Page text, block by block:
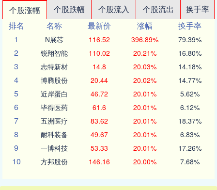
个股涨幅 个股跌幅 个股流入 个股流出
换手率
排名
名称 最新价 涨幅
换手率
1
N展芯 116.52 396.89% 79.39%
2 锐翔智能 110.02 20.21% 16.80%
3 志特新材 14.8 20.03% 14.18%
4 博腾股份 20.44 20.02% 14.77%
5 近岸蛋白 46.72 20.01% 5.62%
6 毕得医药 61.6 20.01% 6.12%
7 五洲医疗 83.62 20.01% 18.37%
8 耐科装备 49.67 20.01% 6.83%
9 一博科技 53.33 20.01% 17.26%
10 方邦股份 146.16 20.00% 7.68%